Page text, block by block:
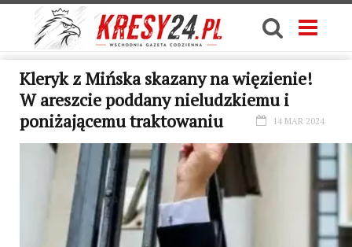
Kleryk z Mińska skazany na więzienie!
W areszcie poddany nieludzkiemu i
poniżającemu traktowaniu
14 MAR 2024